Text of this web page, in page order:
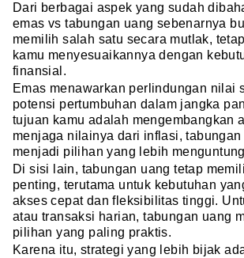
Dari berbagai aspek yang sudah
emas vs tabungan uang sebenarnya
memilih salah satu secara mutlak,
kamu menyesuaikannya dengan
finansial.
Emas menawarkan perlindungan nilai
potensi pertumbuhan dalam jangka
tujuan kamu adalah mengembangkan
menjaga nilainya dari inflasi, tabungan
menjadi pilihan yang lebih
Di sisi lain, tabungan uang tetap
penting, terutama untuk kebutuhan
akses cepat dan fleksibilitas tinggi.
atau transaksi harian, tabungan uang
pilihan yang paling praktis.
Karena itu, strategi yang lebih bijak